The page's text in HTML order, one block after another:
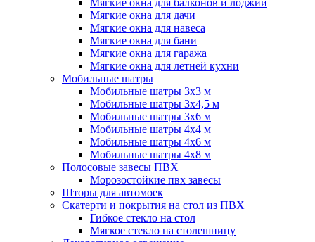
Мягкие окна для балконов и лоджий
Мягкие окна для дачи
Мягкие окна для навеса
Мягкие окна для бани
Мягкие окна для гаража
Мягкие окна для летней кухни
Мобильные шатры
Мобильные шатры 3х3 м
Мобильные шатры 3х4,5 м
Мобильные шатры 3х6 м
Мобильные шатры 4х4 м
Мобильные шатры 4х6 м
Мобильные шатры 4х8 м
Полосовые завесы ПВХ
Морозостойкие пвх завесы
Шторы для автомоек
Скатерти и покрытия на стол из ПВХ
Гибкое стекло на стол
Мягкое стекло на столешницу